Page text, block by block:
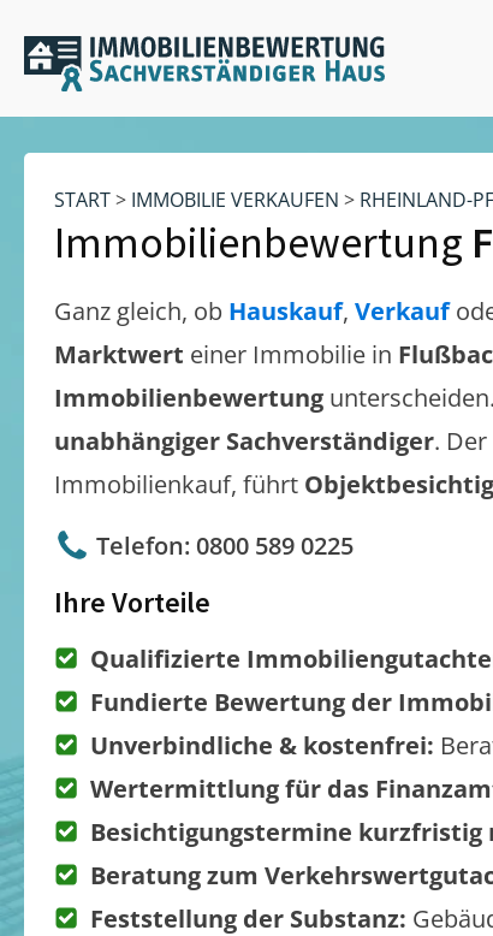
START> IMMOBILIE VERKAUFEN > RHEINLAND-
Immobilienbewertung
Ganz gleich, ob Hauskauf, Verkauf
Marktwert einer Immobilie in
Immobilienbewertung
unabhängiger Sachverständiger.
Immobilienkauf, führt
Telefon: 0800 589 0225
Ihre Vorteile
Qualifizierte
Fundierte Bewertung der
Unverbindliche & kostenfrei:
Wertermittlung für das
Besichtigungstermine kurzfristig
Beratung zum
Feststellung der Substanz: